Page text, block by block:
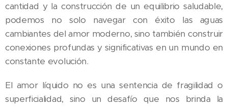
cantidad y la construcción de un equilibrio saludable,
podemos no solo navegar con éxito las aguas
cambiantes del amor moderno, sino también construir
conexiones profundas y significativas en un mundo en
constante evolución.
El amor líquido no es una sentencia de fragilidad o
superficialidad, sino un desafío que nos brinda la